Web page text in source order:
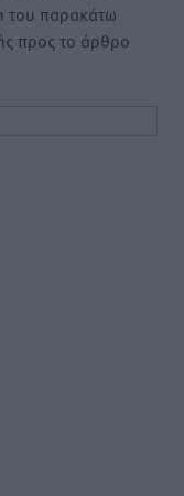
του παρακάτω
προς το άρθρο